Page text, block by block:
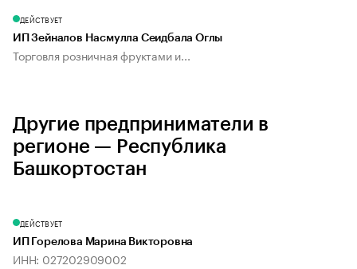
ДЕЙСТВУЕТ
ИП Зейналов Насмулла Сеидбала Оглы
Торговля розничная фруктами и...
Другие предприниматели в
регионе — Республика
Башкортостан
ДЕЙСТВУЕТ
ИП Горелова Марина Викторовна
ИНН: 027202909002